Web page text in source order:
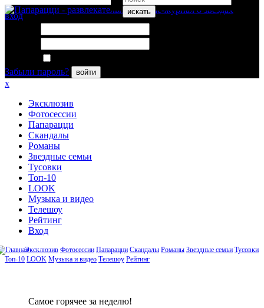
искать
вход
Забыли пароль?
войти
x
Эксклюзив
Фотосессии
Папарацци
Скандалы
Романы
Звездные семьи
Тусовки
Топ-10
LOOK
Музыка и видео
Телешоу
Рейтинг
Вход
Эксклюзив Фотосессии Папарацци Скандалы Романы Звездные семьи Тусовки
Топ-10 LOOK Музыка и видео Телешоу Рейтинг
Сaмое гoрячее за неделю!